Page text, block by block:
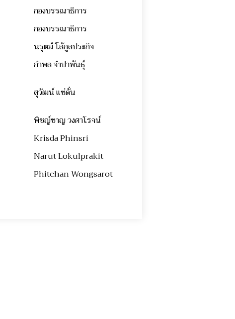
กองบรรณาธิการ
กองบรรณาธิการ
นรุตม์ โล้กูลประกิจ
กำพล จำปาพันธุ์
สุวัฒน์ แซ่ดั่น
พิชญ์ชาญ วงศาโรจน์
Krisda Phinsri
Narut Lokulprakit
Phitchan Wongsarot